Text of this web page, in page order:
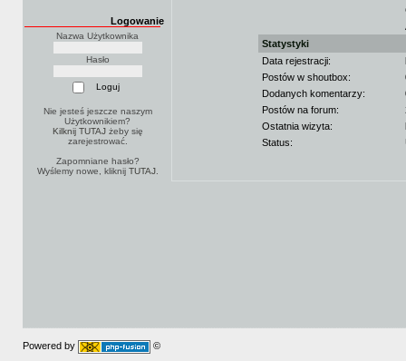
Logowanie
Nazwa Użytkownika
Hasło
Nie jesteś jeszcze naszym
Użytkownikiem?
Kilknij TUTAJżeby się
zarejestrować.
Zapomniane hasło?
Wyślemy nowe, kliknij TUTAJ.
Statystyki
Data rejestracji:
Postów w shoutbox:
Dodanych komentarzy:
Postów na forum:
Ostatnia wizyta:
Status:
Powered by ©